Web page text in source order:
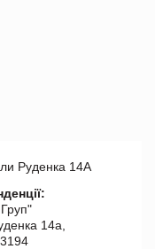
Руденка 14А
14а,